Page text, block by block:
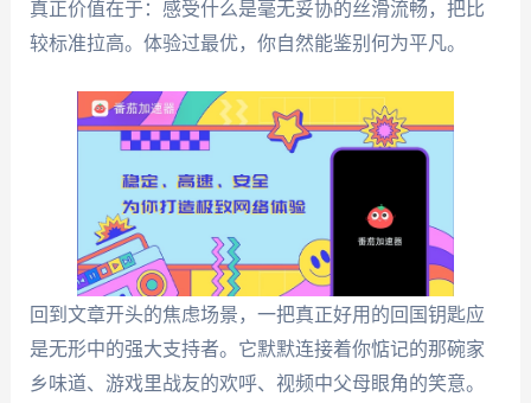
真正价值在于：感受什么是毫无妥协的丝滑流畅，把比
较标准拉高。体验过最优，你自然能鉴别何为平凡。
回到文章开头的焦虑场景，一把真正好用的回国钥匙应
是无形中的强大支持者。它默默连接着你惦记的那碗家
乡味道、游戏里战友的欢呼、视频中父母眼角的笑意。